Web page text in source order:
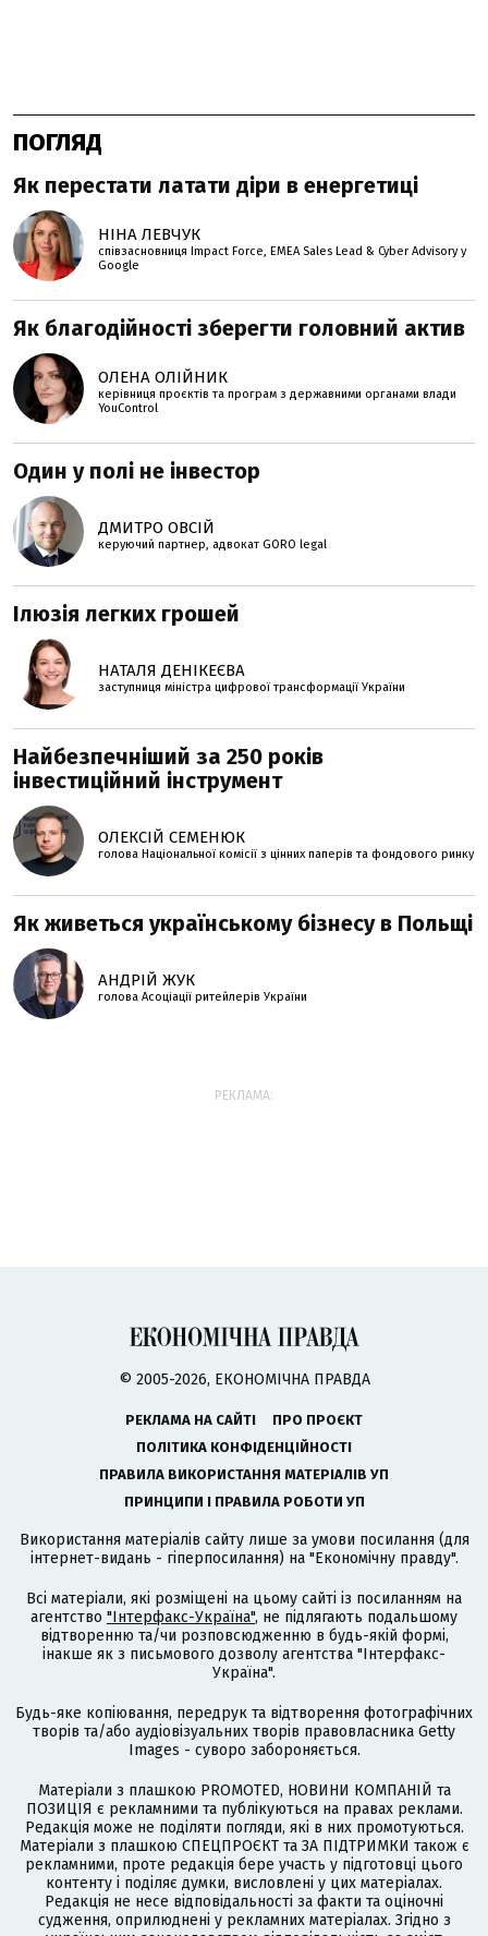
ПОГЛЯД
Як перестати латати діри в енергетиці
НІНА ЛЕВЧУК
співзасновниця Impact Force, EMEA Sales Lead & Cyber Advisory у
Google
Як благодійності зберегти головний актив
ОЛЕНА ОЛІЙНИК
керівниця проєктів та програм з державними органами влади
YouControl
Один у полі не інвестор
ДМИТРО ОВСІЙ
керуючий партнер, адвокат GORO legal
Ілюзія легких грошей
НАТАЛЯ ДЕНІКЕЄВА
заступниця міністра цифрової трансформації України
Найбезпечніший за 250 років
інвестиційний інструмент
ОЛЕКСІЙ СЕМЕНЮК
голова Національної комісії з цінних паперів та фондового ринку
Як живеться українському бізнесу в Польщі
АНДРІЙ ЖУК
голова Асоціації ритейлерів України
РЕКЛАМА:
© 2005-2026, ЕКОНОМІЧНА ПРАВДА
РЕКЛАМА НА САЙТІ
ПРО ПРОЄКТ
ПОЛІТИКА КОНФІДЕНЦІЙНОСТІ
ПРАВИЛА ВИКОРИСТАННЯ МАТЕРІАЛІВ УП
ПРИНЦИПИ І ПРАВИЛА РОБОТИ УП
Використання матеріалів сайту лише за умови посилання (для
інтернет-видань - гіперпосилання) на "Економічну правду".
Всі матеріали, які розміщені на цьому сайті із посиланням на
агентство "Інтерфакс-Україна", не підлягають подальшому
відтворенню та/чи розповсюдженню в будь-якій формі,
інакше як з письмового дозволу агентства "Інтерфакс-
Україна".
Будь-яке копіювання, передрук та відтворення фотографічних
творів та/або аудіовізуальних творів правовласника Getty
Images - суворо забороняється.
Матеріали з плашкою PROMOTED, НОВИНИ КОМПАНІЙ та
ПОЗИЦІЯ є рекламними та публікуються на правах реклами.
Редакція може не поділяти погляди, які в них промотуються.
Матеріали з плашкою СПЕЦПРОЄКТ та ЗА ПІДТРИМКИ також є
рекламними, проте редакція бере участь у підготовці цього
контенту і поділяє думки, висловлені у цих матеріалах.
Редакція не несе відповідальності за факти та оціночні
судження, оприлюднені у рекламних матеріалах. Згідно з